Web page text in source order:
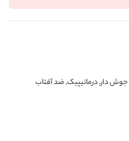
دار,درماتیپیک,ضد آفتاب